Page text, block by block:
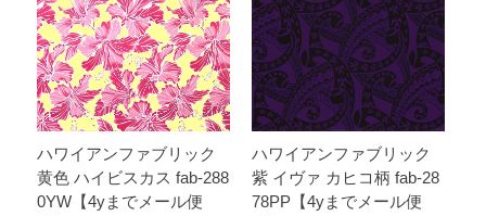
ハワイアンファブリック
黄色 ハイビスカス fab-288
0YW【4yまでメール便
ハワイアンファブリック
紫 イヴァ カヒコ柄 fab-28
78PP【4yまでメール便